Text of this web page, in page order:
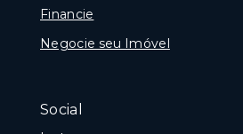
Financie
Negocie seu Imóvel
Social